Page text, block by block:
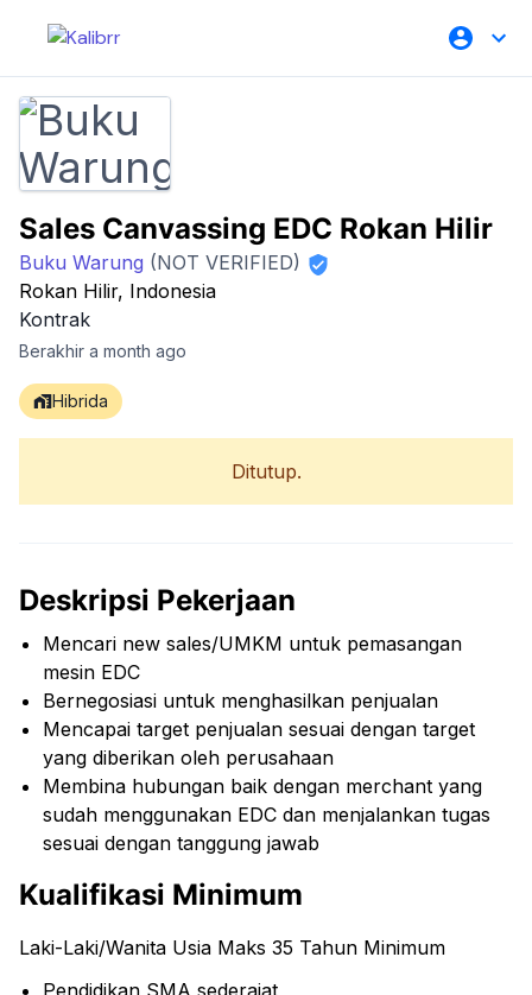
Sales Canvassing EDC Rokan Hilir
Buku Warung (NOT VERIFIED)
Rokan Hilir, Indonesia
Kontrak
Berakhir a month ago
Hibrida
Ditutup.
Deskripsi Pekerjaan
Mencari new sales/UMKM untuk pemasangan
mesin EDC
Bernegosiasi untuk menghasilkan penjualan
Mencapai target penjualan sesuai dengan target
yang diberikan oleh perusahaan
Membina hubungan baik dengan merchant yang
sudah menggunakan EDC dan menjalankan tugas
sesuai dengan tanggung jawab
Kualifikasi Minimum
Laki-Laki/Wanita Usia Maks 35 Tahun Minimum
Pendidikan SMA sederajat